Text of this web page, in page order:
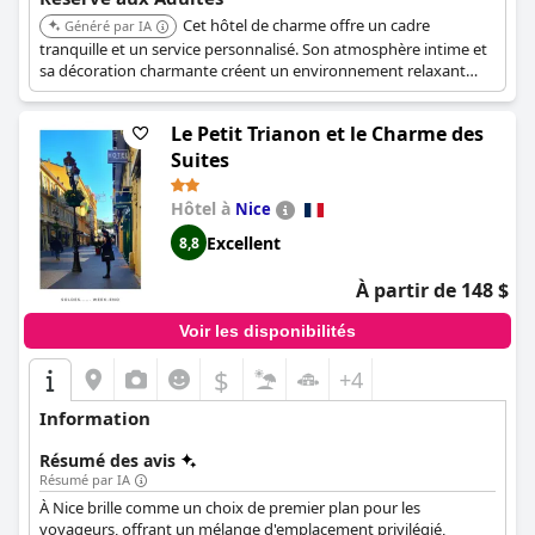
Généré par IA
Cet hôtel de charme offre un cadre
tranquille et un service personnalisé. Son atmosphère intime et
sa décoration charmante créent un environnement relaxant
pour les clients adultes.
Le Petit Trianon et le Charme des
Suites
Hôtel à Nice
8,8 Excellent
À partir de 148 $
Voir les disponibilités
$ +4
Information
Résumé des avis
Résumé par IA
À Nice brille comme un choix de premier plan pour les
voyageurs, offrant un mélange d'emplacement privilégié,